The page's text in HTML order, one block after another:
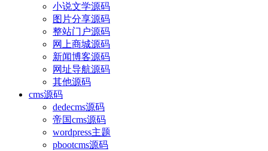
小说文学源码
图片分享源码
整站门户源码
网上商城源码
新闻博客源码
网址导航源码
其他源码
cms源码
dedecms源码
帝国cms源码
wordpress主题
pbootcms源码